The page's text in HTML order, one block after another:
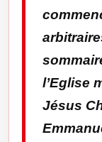
l’Eglise
Jésus